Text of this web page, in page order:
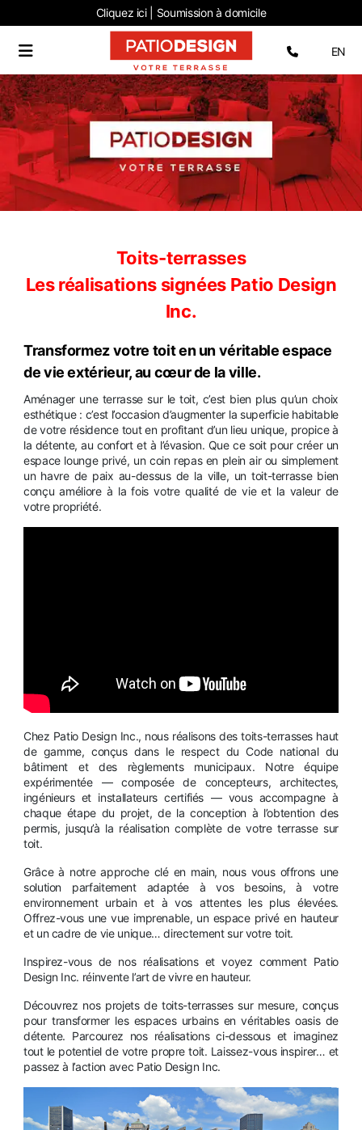
Cliquez ici | Soumissionà domicile
EN
Toits-terrasses
Les réalisations signées Patio Design
Inc.
Transformez votre toit en un véritable espace
de vie extérieur, au cœur de la ville.
Aménager une terrasse sur le toit, c’est bien plus qu’un choix
esthétique : c’est l’occasion d’augmenter la superficie habitable
de votre résidence tout en profitant d’un lieu unique, propice à
la détente, au confort et à l’évasion. Que ce soit pour créer un
espace lounge privé, un coin repas en plein air ou simplement
un havre de paix au-dessus de la ville, un toit-terrasse bien
conçu améliore à la fois votre qualité de vie et la valeur de
votre propriété.
Chez Patio Design Inc., nous réalisons des toits-terrasses haut
de gamme, conçus dans le respect du Code national du
bâtiment et des règlements municipaux. Notre équipe
expérimentée — composée de concepteurs, architectes,
ingénieurs et installateurs certifiés — vous accompagne à
chaque étape du projet, de la conception à l’obtention des
permis, jusqu’à la réalisation complète de votre terrasse sur
toit.
Grâce à notre approche clé en main, nous vous offrons une
solution parfaitement adaptée à vos besoins, à votre
environnement urbain et à vos attentes les plus élevées.
Offrez-vous une vue imprenable, un espace privé en hauteur
et un cadre de vie unique… directement sur votre toit.
Inspirez-vous de nos réalisations et voyez comment Patio
Design Inc. réinvente l’art de vivre en hauteur.
Découvrez nos projets de toits-terrasses sur mesure, conçus
pour transformer les espaces urbains en véritables oasis de
détente. Parcourez nos réalisations ci-dessous et imaginez
tout le potentiel de votre propre toit. Laissez-vous inspirer… et
passez à l’action avec Patio Design Inc.